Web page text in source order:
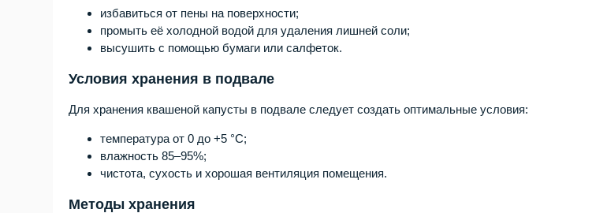
избавиться от пены на поверхности;
промыть её холодной водой для удаления лишней соли;
высушить с помощью бумаги или салфеток.
Условия хранения в подвале
Для хранения квашеной капусты в подвале следует создать оптимальные условия:
температура от 0 до +5 °C;
влажность 85–95%;
чистота, сухость и хорошая вентиляция помещения.
Методы хранения